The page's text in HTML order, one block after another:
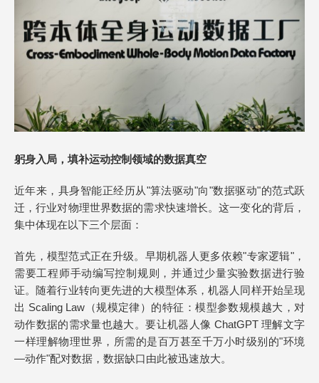
躬身入局，填补运动控制领域的数据真空
近年来，具身智能正经历从"算法驱动"向"数据驱动"的范式跃
迁，行业对物理世界数据的需求快速增长。这一变化的背后，
集中体现在以下三个层面：
首先，模型范式正在升级。早期机器人更多依赖"专家逻辑"，
需要工程师手动编写控制规则，并通过少量实验数据进行验
证。随着行业转向更先进的大模型体系，机器人同样开始呈现
出 Scaling Law（规模定律）的特征：模型参数规模越大，对
动作数据的需求量也越大。要让机器人像 ChatGPT 理解文字
一样理解物理世界，所需的是百万甚至千万小时级别的"环境
—动作"配对数据，数据缺口由此被迅速放大。